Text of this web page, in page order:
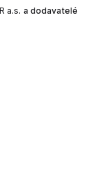
a.s. a dodavatelé